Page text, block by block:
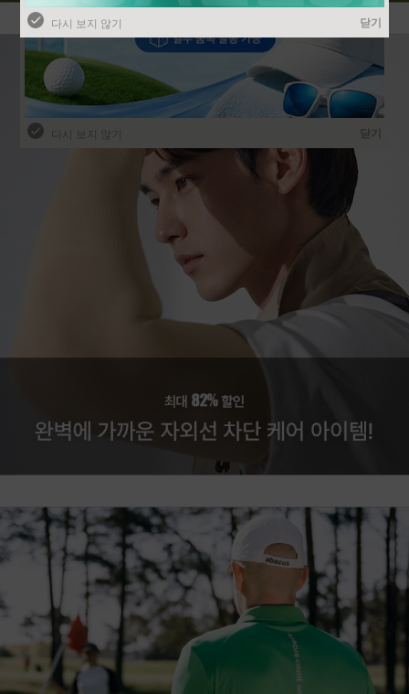
다시 보지 않기 닫기
다시 보지 않기 닫기